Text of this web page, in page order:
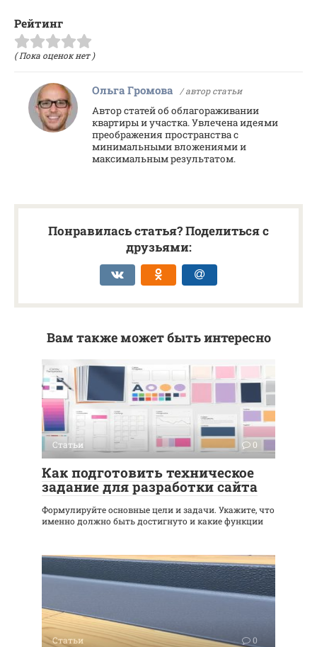
Рейтинг
( Пока оценок нет )
Ольга Громова / автор статьи
Автор статей об облагораживании
квартиры и участка. Увлечена идеями
преображения пространства с
минимальными вложениями и
максимальным результатом.
Понравилась статья? Поделиться с
друзьями:
Вам также может быть интересно
Статьи 0
Как подготовить техническое
задание для разработки сайта
Формулируйте основные цели и задачи. Укажите, что
именно должно быть достигнуто и какие функции
Статьи 0